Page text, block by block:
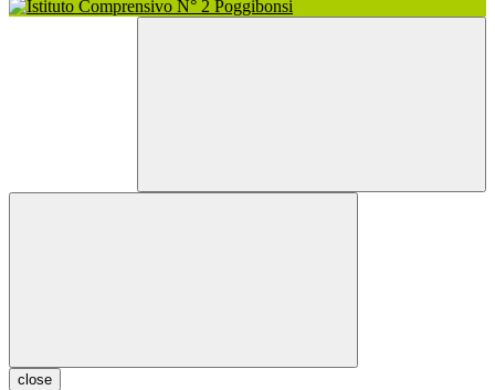
close